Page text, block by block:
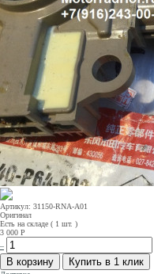
Артикул: 31150-RNA-A01
Оригинал
Есть на складе ( 1 шт. )
3 000 Р
–